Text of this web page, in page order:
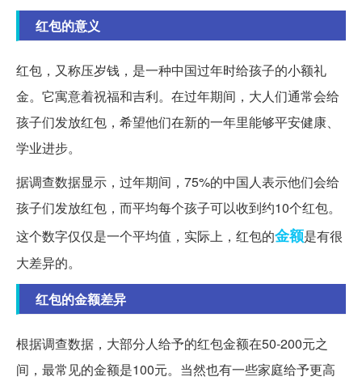
红包的意义
红包，又称压岁钱，是一种中国过年时给孩子的小额礼
金。它寓意着祝福和吉利。在过年期间，大人们通常会给
孩子们发放红包，希望他们在新的一年里能够平安健康、
学业进步。
据调查数据显示，过年期间，75%的中国人表示他们会给
孩子们发放红包，而平均每个孩子可以收到约10个红包。
这个数字仅仅是一个平均值，实际上，红包的金额是有很
大差异的。
红包的金额差异
根据调查数据，大部分人给予的红包金额在50-200元之
间，最常见的金额是100元。当然也有一些家庭给予更高